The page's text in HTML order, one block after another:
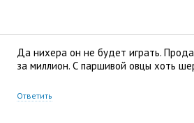
Да нихера он не будет играть.
за миллион. С паршивой овцы хоть
Ответить